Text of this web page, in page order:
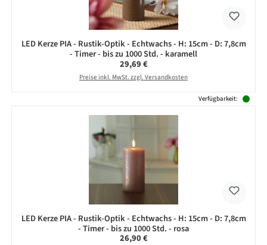
LED Kerze PIA - Rustik-Optik - Echtwachs - H: 15cm - D: 7,8cm
- Timer - bis zu 1000 Std. - karamell
Regulärer Preis:
29,69 €
Preise inkl. MwSt. zzgl. Versandkosten
Verfügbarkeit:
LED Kerze PIA - Rustik-Optik - Echtwachs - H: 15cm - D: 7,8cm
- Timer - bis zu 1000 Std. - rosa
Regulärer Preis:
26,90 €